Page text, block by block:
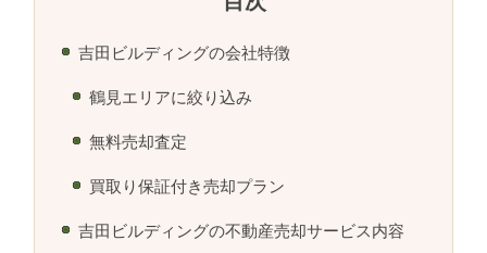
吉田ビルディングの会社特徴
鶴見エリアに絞り込み
無料売却査定
買取り保証付き売却プラン
吉田ビルディングの不動産売却サービス内容